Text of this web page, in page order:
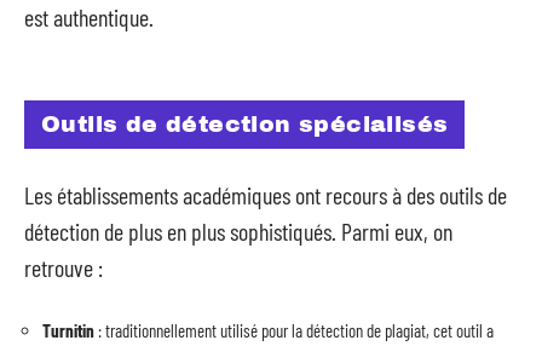
est authentique.
Outils de détection spécialisés
Les établissements académiques ont recours à des outils de
détection de plus en plus sophistiqués. Parmi eux, on
retrouve :
Turnitin : traditionnellement utilisé pour la détection de plagiat, cet outil a